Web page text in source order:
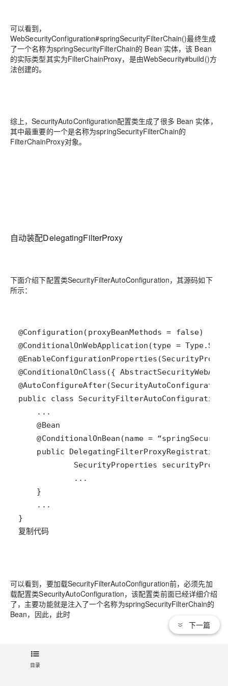
可以看到，
WebSecurityConfiguration#springSecurityFilterChain()最终生成
了一个名称为springSecurityFilterChain的 Bean 实体，该 Bean
的实际类型其实为FilterChainProxy，是由WebSecurity#build()方
法创建的。
综上，SecurityAutoConfiguration配置类生成了很多 Bean 实体，
其中最重要的一个是名称为springSecurityFilterChain的
FilterChainProxy对象。
自动装配DelegatingFilterProxy
下面介绍下配置类SecurityFilterAutoConfiguration，其源码如下
所示：
复制代码
可以看到，要加载SecurityFilterAutoConfiguration前，必须先加
载配置类SecurityAutoConfiguration，该配置类前面已经详细介绍
了，主要功能就是注入了一个名称为springSecurityFilterChain的
Bean，因此，此时
SecurityFilterAutoConfiguration#securityFilterChainRegistration
就会生效，最终生成一个DelegatingFilterProxyRegistrationBean
实体。DelegatingFilterProxyRegistrationBean实现了
目录
下一篇